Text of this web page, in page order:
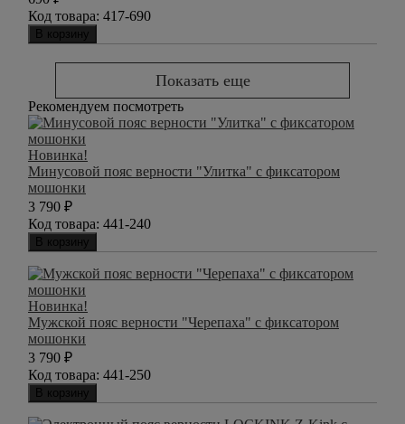
Код товара: 417-690
В корзину
Показать еще
Рекомендуем посмотреть
Новинка!
Минусовой пояс верности "Улитка" с фиксатором
мошонки
3 790 ₽
Код товара: 441-240
В корзину
Новинка!
Мужской пояс верности "Черепаха" с фиксатором
мошонки
3 790 ₽
Код товара: 441-250
В корзину